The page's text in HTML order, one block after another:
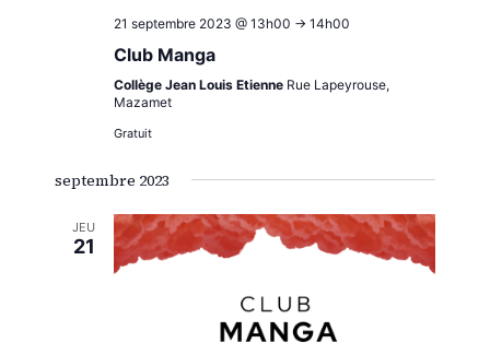
21 septembre 2023 @ 13h00 -> 14h00
Club Manga
Collège Jean Louis Etienne Rue Lapeyrouse,
Mazamet
Gratuit
septembre 2023
JEU
21